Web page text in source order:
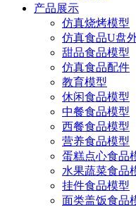
产品展示
仿真烧烤模型
仿真食品U盘
甜品食品模型
仿真食品配件
教育模型
休闲食品模型
中餐食品模型
西餐食品模型
营养食品模型
蛋糕点心食品
水果蔬菜食品
挂件食品模型
面类盖饭食品